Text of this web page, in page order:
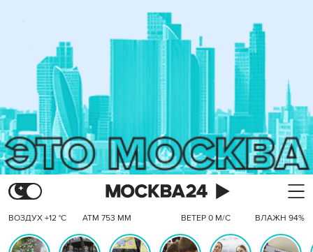
ВОЗДУХ +12 °C АТМ 753 ММ ВЕТЕР 0 М/С ВЛАЖН 94%